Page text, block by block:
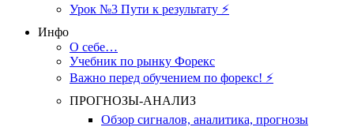
Урок №3 Пути к результату ⚡️
Инфо
О себе…
Учебник по рынку Форекс
Важно перед обучением по форекс! ⚡
ПРОГНОЗЫ-АНАЛИЗ
Обзор сигналов, аналитика, прогнозы